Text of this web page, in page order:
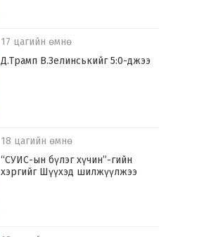
17 цагийн өмнө
Д.Трамп В.Зелинськийг 5:0-джээ
18 цагийн өмнө
“СУИС-ын бүлэг хүчин”-гийн
хэргийг Шүүхэд шилжүүлжээ